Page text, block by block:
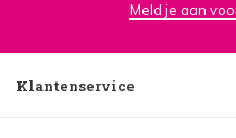
Meld je aan
Klantenservice